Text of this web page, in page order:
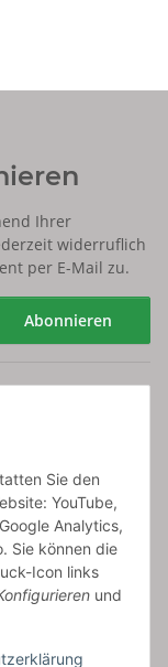
Sie den
YouTube,
Analytics,
Sie können die
Icon links
und
Ihrer
widerruflich
per E-Mail zu.
Abonnieren